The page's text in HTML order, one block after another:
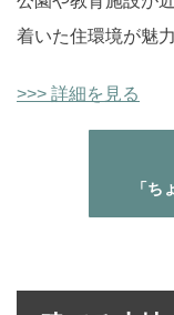
着いた住環境が魅力
>>> 詳細を見る
「ち